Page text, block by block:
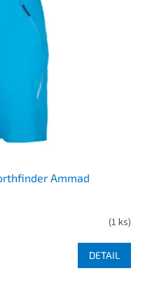
Ammad
(1 ks)
DETAIL